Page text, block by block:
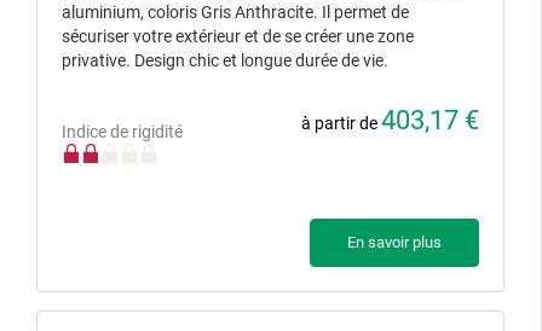
aluminium, coloris Gris Anthracite. Il permet de
sécuriser votre extérieur et de se créer une zone
privative. Design chic et longue durée de vie.
Indice de rigidité à partir de403,17 €
En savoir plus